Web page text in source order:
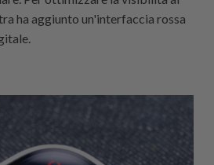
ha aggiunto un'interfaccia rossa